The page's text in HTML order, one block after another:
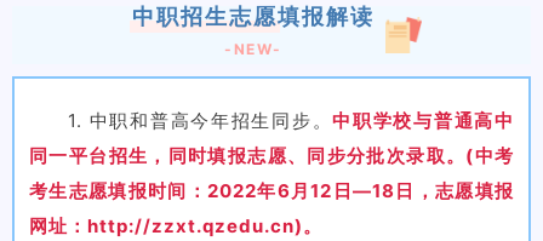
中职招生志愿填报解读
-NEW-
1. 中职和普高今年招生同步。中职学校与普通高中
同一平台招生，同时填报志愿、同步分批次录取。(中考
考生志愿填报时间：2022年6月12日—18日，志愿填报
网址：http://zzxt.qzedu.cn)。